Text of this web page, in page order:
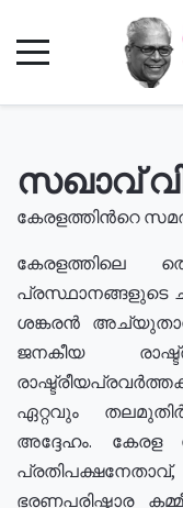
സഖാവ്
കേരളത്തിൻറെ
കേരളത്തിലെ
പ്രസ്ഥാനങ്ങളുടെ
ശങ്കരൻ
ജനകീയ
ഏറ്റവും
അദ്ദേഹം. കേരള
ഭരണപരിഷ്കാര